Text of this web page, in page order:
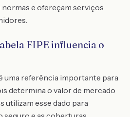
e ofereçam serviços
FIPE influencia o
uma referência importante para
determina o valor de mercado
utilizam esse dado para